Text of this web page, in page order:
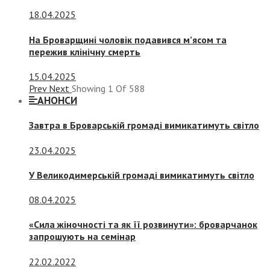
18.04.2025
На Броварщині чоловік подавився м’ясом та
пережив клінічну смерть
15.04.2025
Prev Next Showing 1 Of 588
АНОНСИ
Завтра в Броварській громаді вимикатимуть світло
23.04.2025
У Великодимерській громаді вимикатимуть світло
08.04.2025
«Сила жіночності та як її розвинути»: броварчанок
запрошують на семінар
22.02.2022